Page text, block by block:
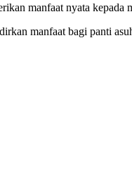
manfaat nyata kepada
manfaat bagi panti